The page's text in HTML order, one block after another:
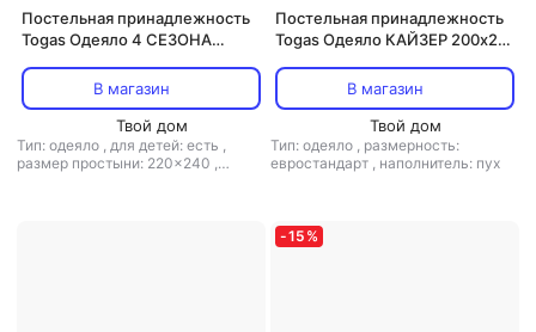
Постельная принадлежность
Togas Одеяло 4 СЕЗОНА
/м; чехол-
жаккард,220.04.40.0002
В магазин
Твой дом
Тип: одеяло , для детей: есть ,
размер простыни: 220x240 ,
Постельная принадлежность
Togas Одеяло КАЙЗЕР 200х210
пух в нано-батисте
20.04.13.0051
В магазин
Твой дом
Тип: одеяло , размерность:
евростандарт , наполнитель: пух
-15 %